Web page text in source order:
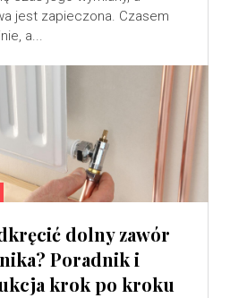
jest zapieczona. Czasem
a...
dolny zawór
Poradnik i
krok po kroku